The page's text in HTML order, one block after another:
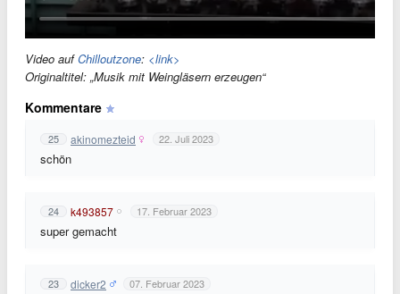
Video aufChilloutzone: <link>
Originaltitel: „Musik mit Weingläsern erzeugen“
Kommentare
25 akinomezteid 22. Juli 2023
schön
24 k493857 17. Februar 2023
super gemacht
23 dicker2 07. Februar 2023